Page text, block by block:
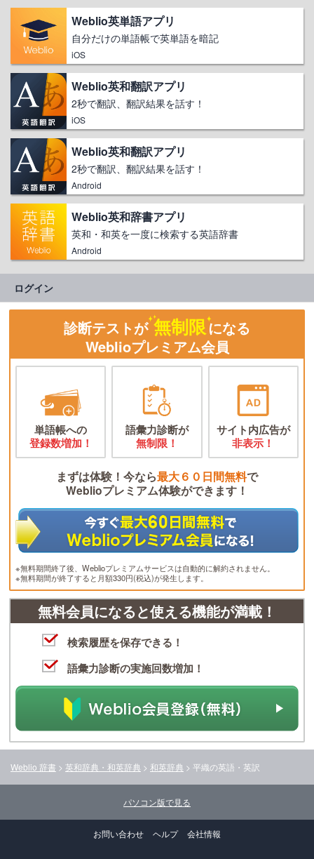
Weblio英単語アプリ
自分だけの単語帳で英単語を暗記
iOS
Weblio英和翻訳アプリ
2秒で翻訳、翻訳結果を話す！
iOS
Weblio英和翻訳アプリ
2秒で翻訳、翻訳結果を話す！
Android
Weblio英和辞書アプリ
英和・和英を一度に検索する英語辞書
Android
ログイン
診断テストが 無制限になる
Weblioプレミアム会員
単語帳への
登録数増加！
語彙力診断が
無制限！
サイト内広告が
非表示！
まずは体験！今なら最大６０日間無料で
Weblioプレミアム体験ができます！
※無料期間終了後、Weblioプレミアムサービスは自動的に解約されません。
※無料期間が終了すると月額330円(税込)が発生します。
無料会員になると使える機能が満載！
検索履歴を保存できる！
語彙力診断の実施回数増加！
Weblio 辞書 > 英和辞典・和英辞典 > 和英辞典 > 平織の英語・英訳
パソコン版で見る
お問い合わせ ヘルプ 会社情報